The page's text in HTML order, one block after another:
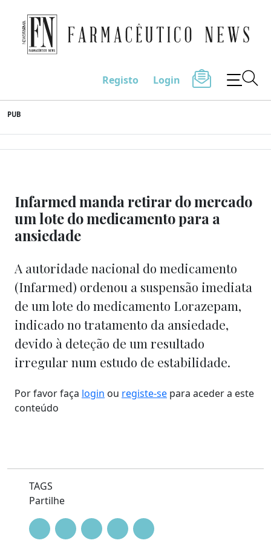
to
content
Farmacêutico News
Registo Login
PUB
Infarmed manda retirar do mercado
um lote do medicamento para a
ansiedade
A autoridade nacional do medicamento
(Infarmed) ordenou a suspensão imediata
de um lote do medicamento Lorazepam,
indicado no tratamento da ansiedade,
devido à deteção de um resultado
irregular num estudo de estabilidade.
Por favor faça login ou registe-se para aceder a este
conteúdo
TAGS
Partilhe